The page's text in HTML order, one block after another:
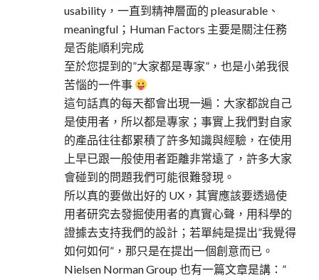
usability，一直到精神層面的 pleasurable、
meaningful；Human Factors 主要是關注任務
是否能順利完成
至於您提到的”大家都是專家”，也是小弟我很
苦惱的一件事
這句話真的每天都會出現一遍：大家都說自己
是使用者，所以都是專家；事實上我們對自家
的產品往往都累積了許多知識與經驗，在使用
上早已跟一般使用者距離非常遠了，許多大家
會碰到的問題我們可能很難發現。
所以真的要做出好的 UX，其實應該要透過使
用者研究去發掘使用者的真實心聲，用科學的
證據去支持我們的設計；若單純是提出”我覺得
如何如何”，那只是在提出一個創意而已。
Nielsen Norman Group 也有一篇文章是講：”